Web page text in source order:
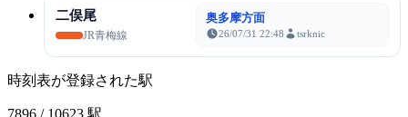
二俣尾
JR青梅線
奥多摩方面
26/07/31 22:48 tsrknic
時刻表が登録された駅
7896 / 10623 駅